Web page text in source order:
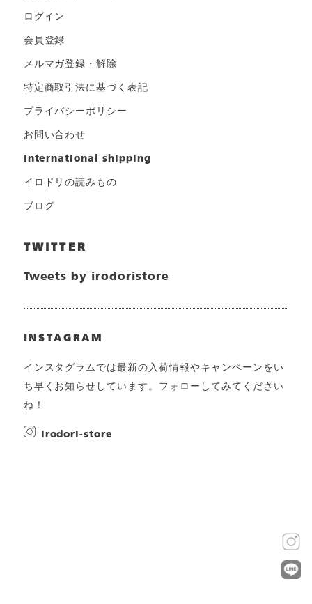
ログイン
会員登録
メルマガ登録・解除
特定商取引法に基づく表記
プライバシーポリシー
お問い合わせ
international shipping
イロドリの読みもの
ブログ
TWITTER
Tweets by irodoristore
INSTAGRAM
インスタグラムでは最新の入荷情報やキャンペーンをい
ち早くお知らせしています。フォローしてみてください
ね！
irodori-store